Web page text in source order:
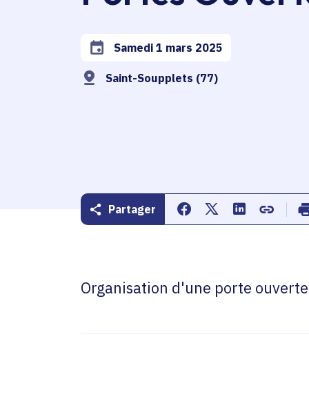
Date de l'arrêté
Samedi 1 mars 2025
Saint-Soupplets (77)
Partager Partager sur Facebook
Partager sur
Partager sur
Copier
Organisation d'une porte